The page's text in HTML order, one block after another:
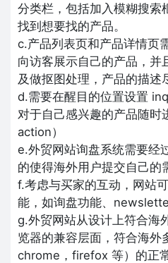
分类栏，包括加入模糊搜索
找到想要找的产品。
c.产品列表页和产品详情页
向访客展示自己的产品，并
及做抠图处理，产品的描述
d.需要在醒目的位置设置
对于自己感兴趣的产品随时
action）
e.外贸网站询盘系统需要经
的使得海外用户提交自己的
f.考虑与买家的互动，网站
能，如询盘功能、
g.外贸网站从设计上符合海
览器的兼容层面，符合海外
chrome，firefox 等）的正